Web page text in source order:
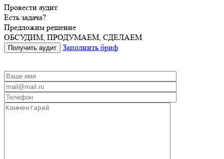
Провести аудит
Есть задача?
Предложим решение
ОБСУДИМ, ПРОДУМАЕМ, СДЕЛАЕМ
Получить аудит Заполнить бриф